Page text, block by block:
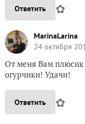
Ответить ✿
MarinaLarina
24 октября
От меня Вам
огурчики! Удачи!
Ответить ✿